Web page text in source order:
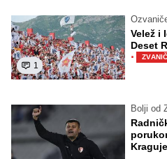
1
Velež i
Deset
·
Bolji od